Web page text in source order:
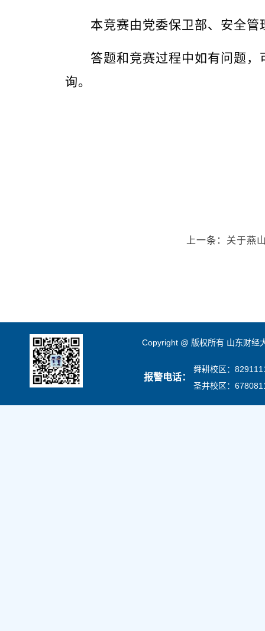
本竞赛由党委保卫部、安全管
答题和竞赛过程中如有问题，
询。
上一条： 关于燕
Copyright @ 版权所有 山东财
报警电话：
舜耕校区：
圣井校区：